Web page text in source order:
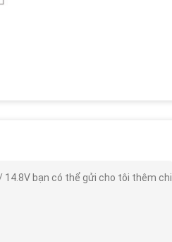
bạn có thể gửi cho tôi thêm chi